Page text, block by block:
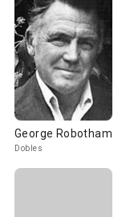
George Robotham
Dobles